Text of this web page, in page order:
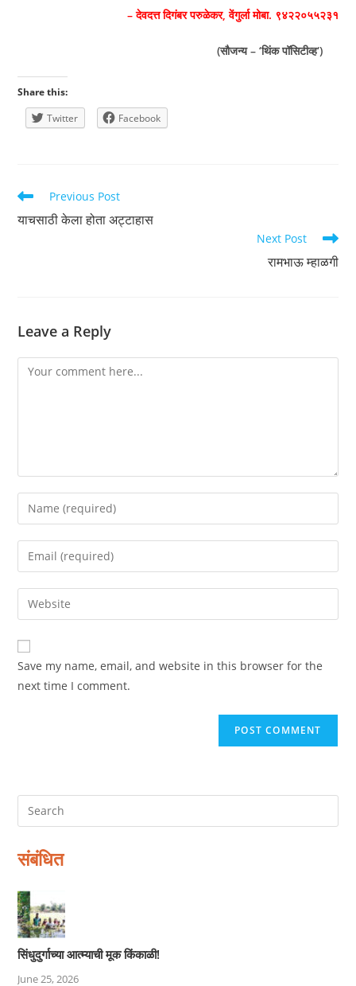
–देवदत्त दिगंबर परुळेकर,वेंगुर्ला मोबा. ९४२२०५५२३१
(सौजन्य – ‘थिंक पॉसिटीव्ह‘)
Share this:
Twitter
Facebook
Read
articles
Previous Post
याचसाठी केला होता अट्टाहास
Next Post
रामभाऊ म्हाळगी
Leave a Reply
Comment
Enter
your
name
comment
Enter
your
email
address
comment
Enter
your
website
URL
(optional)
Save my name, email, and website in this browser for the
next time I comment.
संबंधित
सिंधुदुर्गाच्या आत्म्याची मूक किंकाळी!
June 25, 2026